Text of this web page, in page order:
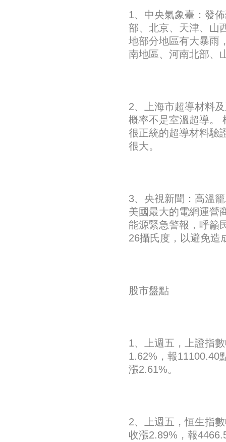
1、中央氣象臺：發
部、北京、天津、山
地部分地區有大暴雨
南地區、河南北部、
2、上海市超導材料
概率不是室溫超導。
很正統的超導材料驗
很大。
3、央視新聞：高溫
美國最大的電網運營
能源緊急警報，呼籲
26攝氏度，以避免造
股市盤點
1、上週五，上證指
1.62%，報11100.40
漲2.61%。
2、上週五，恒生指
收漲2.89%，報